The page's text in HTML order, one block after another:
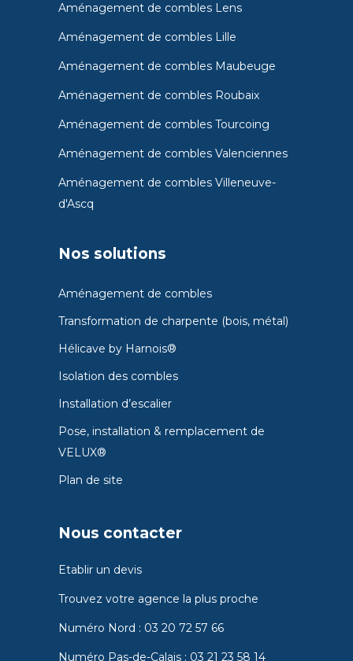
Aménagement de combles Lens
Aménagement de combles Lille
Aménagement de combles Maubeuge
Aménagement de combles Roubaix
Aménagement de combles Tourcoing
Aménagement de combles Valenciennes
Aménagement de combles Villeneuve-
d'Ascq
Nos solutions
Aménagement de combles
Transformation de charpente (bois, métal)
Hélicave by Harnois®
Isolation des combles
Installation d’escalier
Pose, installation & remplacement de
VELUX®
Plan de site
Nous contacter
Etablir un devis
Trouvez votre agence la plus proche
Numéro Nord : 03 20 72 57 66
Numéro Pas-de-Calais : 03 21 23 58 14